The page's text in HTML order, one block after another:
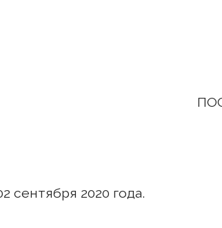
сентября 2020